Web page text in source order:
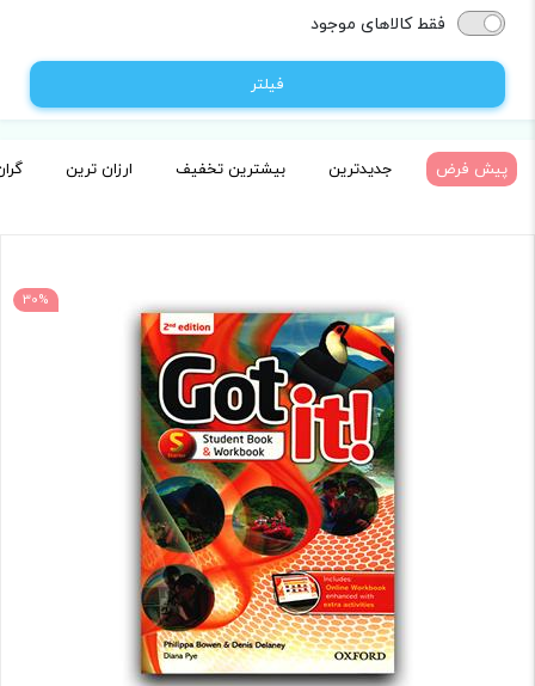
فقط کالاهای موجود
فیلتر
پیش فرض جدیدترین بیشترین تخفیف ارزان ترین
30%